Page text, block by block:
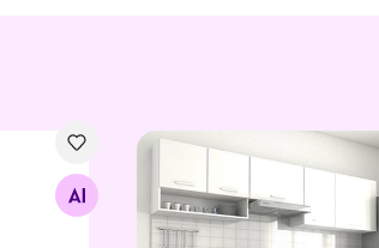
Köögimööbel 240 cm